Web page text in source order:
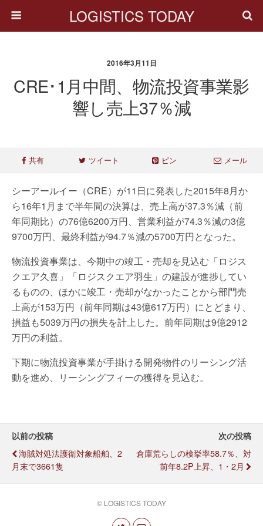
LOGISTICS TODAY
2016年3月11日
CRE･1月中間、物流投資事業影
響し売上37％減
共有 ツイート ピン メール
シーアールイー（CRE）が11日に発表した2015年8月か
ら16年1月まで半年間の決算は、売上高が37.3％減（前
年同期比）の76億6200万円、営業利益が74.3％減の3億
9700万円、最終利益が94.7％減の5700万円となった。
物流投資事業は、今期中の竣工・売却を見込む「ロジス
クエア久喜」「ロジスクエア羽生」の建設が進捗してい
るものの、ほかに竣工・売却がなかったことから部門売
上高が153万円（前年同期は43億617万円）にとどまり、
損益も5039万円の損失を計上した。前年同期は9億2912
万円の利益。
下期に物流投資事業が手掛ける開発物件のリーシング活
動を進め、リーシングフィーの獲得を見込む。
以前の投稿
海賊対処法護衛対象船舶、2
月末で3661隻
次の投稿
倉庫荒らしの検挙率58.7％、対
前年8.2P上昇、1・2月
© LOGISTICS TODAY